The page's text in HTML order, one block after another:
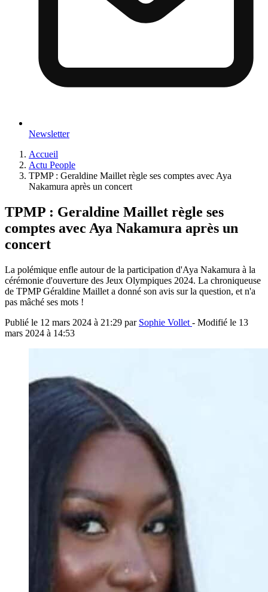
Newsletter
Accueil
Actu People
TPMP : Geraldine Maillet règle ses comptes avec Aya
Nakamura après un concert
TPMP : Geraldine Maillet règle ses
comptes avec Aya Nakamura après un
concert
La polémique enfle autour de la participation d'Aya Nakamura à la
cérémonie d'ouverture des Jeux Olympiques 2024. La chroniqueuse
de TPMP Géraldine Maillet a donné son avis sur la question, et n'a
pas mâché ses mots !
Publié le 12 mars 2024 à 21:29 par Sophie Vollet - Modifié le 13
mars 2024 à 14:53